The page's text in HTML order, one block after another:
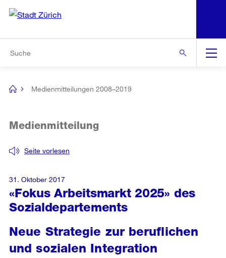
Navigation
[no
Medienmitteilungen 2008–2019
«Fokus Arbeitsmarkt 2025» des
Sozialdepartements
Seite vorlesen
Medienmitteilung
Neue Strategie zur beruflichen
und sozialen Integration
31. Oktober 2017